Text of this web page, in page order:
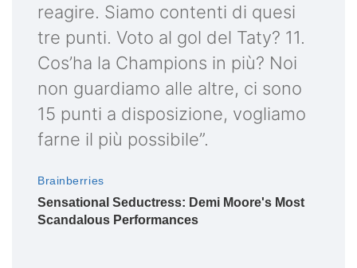
reagire. Siamo contenti di quesi
tre punti. Voto al gol del Taty? 11.
Cos’ha la Champions in più? Noi
non guardiamo alle altre, ci sono
15 punti a disposizione, vogliamo
farne il più possibile”.